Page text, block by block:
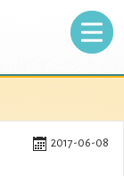
2017-06-08